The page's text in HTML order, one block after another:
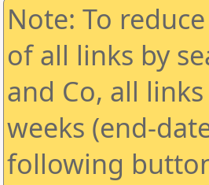
Note: To
of all links by
and Co, all
weeks (end-
following